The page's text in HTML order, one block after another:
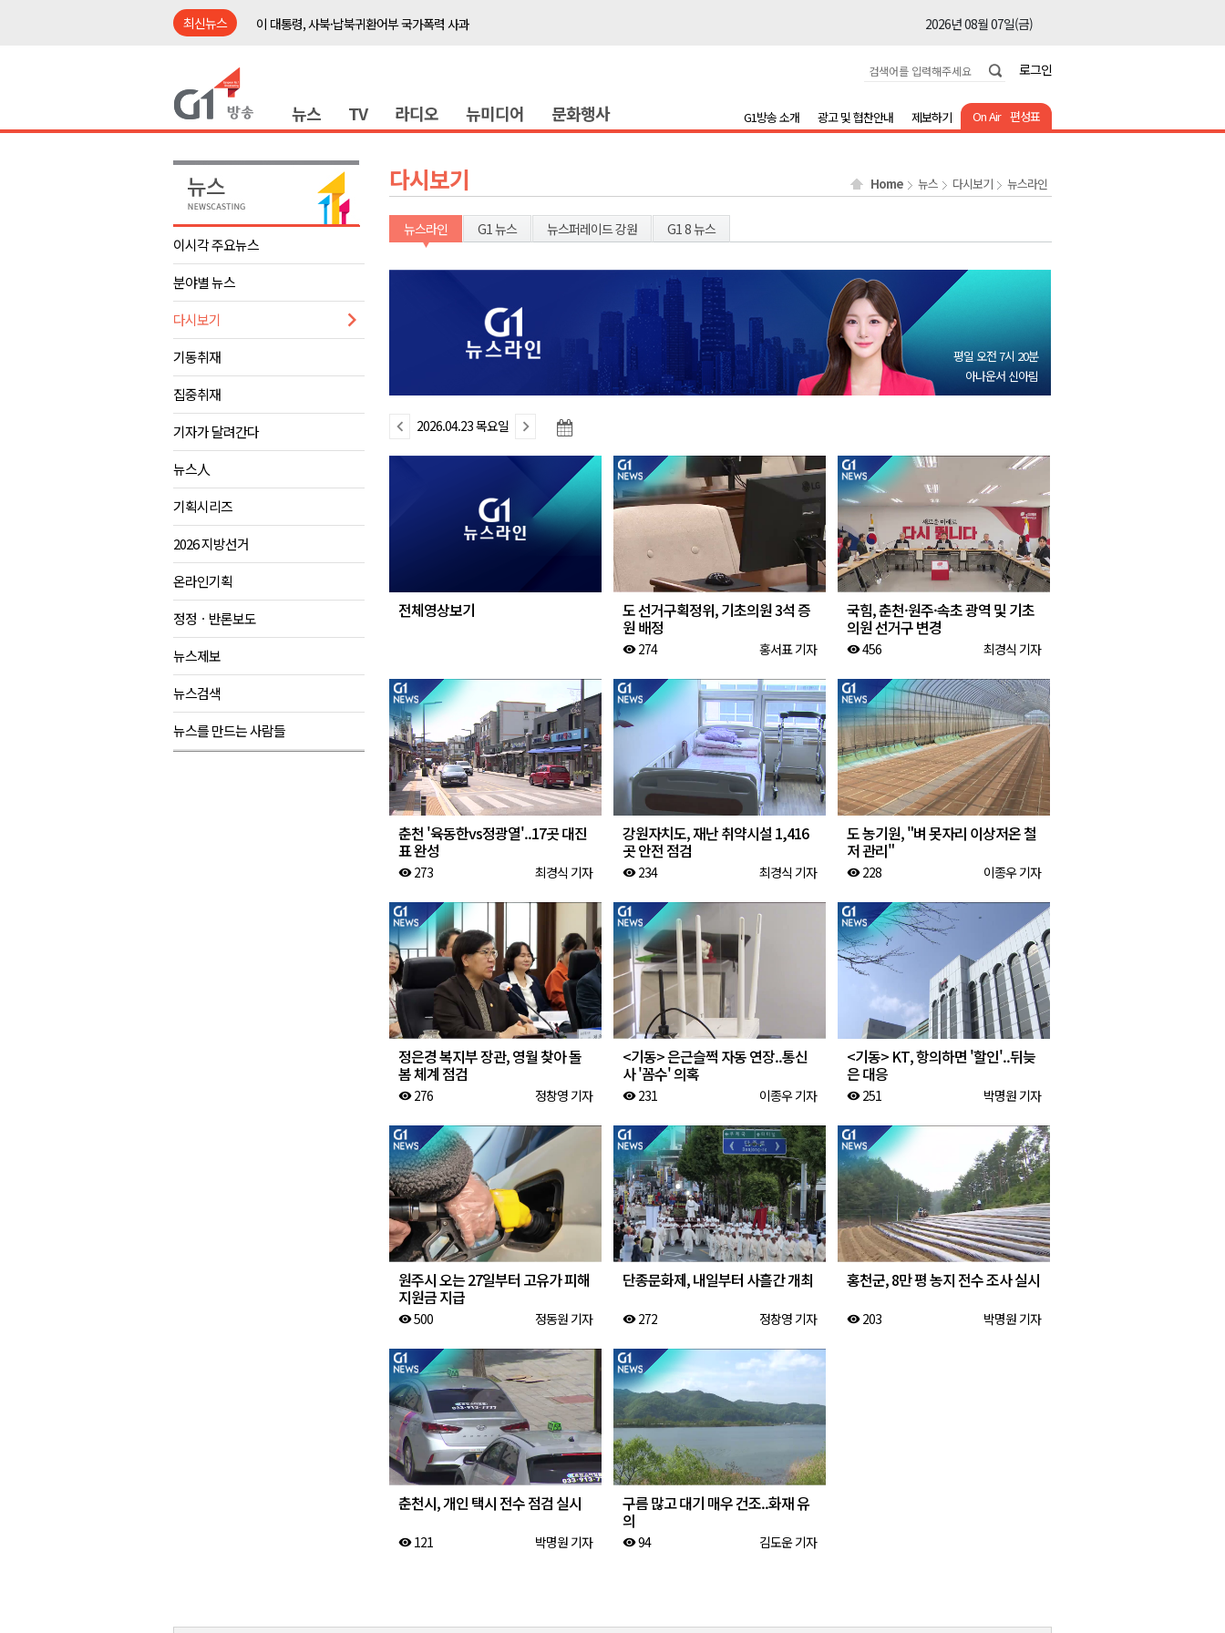
최신뉴스
여름축제 더위와 전쟁..물놀이 접목
2026년 08월 07일(금)
2026년 08월 07일(금)
검찰청 폐지..해결 과제 산적
2026년 08월 07일(금)
영월군, 국·도비 확보 보고회 개최
삼척 공공산후조리원 이전 시급
2026년 08월 07일(금)
강원자치도교육청 교감급 이상 387명 인사
2026년 08월 07일(금)
여름축제 더위와 전쟁..물놀이 접목
2026년 08월 07일(금)
강원도, 최휘영 문체부장관과 정책간담회
2026년 08월 07일(금)
이광재 국회 예결위원장, 강릉시 초청 특별 강연
2026년 08월 07일(금)
육동한 시장, 국제스케이트장 춘천 유치 건의
영월군, 국·도비 확보 보고회 개최
2026년 08월 07일(금)
삼척 공공산후조리원 이전 시급
2026년 08월 07일(금)
2026년 08월 07일(금)
로그인
뉴스 TV 라디오 뉴미디어 문화행사 On Air 편성표
G1방송 소개 광고 및 협찬안내 제보하기
이시각 주요뉴스
분야별 뉴스
다시보기
기동취재
집중취재
기자가 달려간다
뉴스人
기획시리즈
2026 지방선거
온라인기획
정정ㆍ반론보도
뉴스제보
뉴스검색
뉴스를 만드는 사람들
다시보기 Home 뉴스 다시보기 뉴스라인
뉴스라인 G1 뉴스 뉴스퍼레이드 강원 G1 8 뉴스
평일 오전 7시 20분
아나운서 신아림
이
2026.04.23 목요일
전체영상보기 도 선거구획정위, 기초의원 3석 증
원 배정
visibility 274 홍서표 기자
국힘, 춘천·원주·속초 광역 및 기초
의원 선거구 변경
visibility456 최경식 기자
춘천 '육동한vs정광열'..17곳 대진
표 완성
visibility 273 최경식 기자
강원자치도, 재난 취약시설 1,416
곳 안전 점검
visibility 234 최경식 기자
도 농기원, "벼 못자리 이상저온 철
저 관리"
visibility 228 이종우 기자
정은경 복지부 장관, 영월 찾아 돌
봄 체계 점검
visibility 276 정창영 기자
<기동> 은근슬쩍 자동 연장..통신
사 '꼼수' 의혹
visibility 231 이종우 기자
<기동> KT, 항의하면 '할인'..뒤늦
은 대응
visibility 251 박명원 기자
원주시 오는 27일부터 고유가 피해
지원금 지급
visibility500 정동원 기자
단종문화제, 내일부터 사흘간 개최
visibility 272 정창영 기자
홍천군, 8만 평 농지 전수 조사 실시
visibility 203 박명원 기자
춘천시, 개인 택시 전수 점검 실시
visibility 121 박명원 기자
구름 많고 대기 매우 건조..화재 유
의
visibility94 김도운 기자